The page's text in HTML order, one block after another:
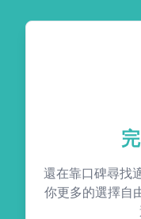
還在靠口碑尋找
你更多的選擇自